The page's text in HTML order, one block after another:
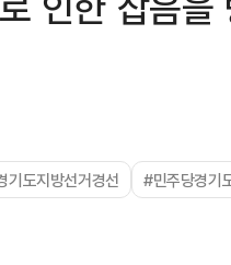
기도지방선거경선 #민주당경기